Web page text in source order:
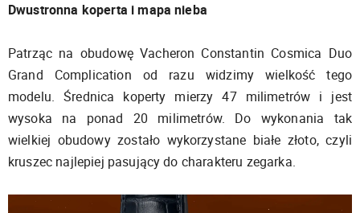
Dwustronna koperta i mapa nieba
Patrząc na obudowę Vacheron Constantin Cosmica Duo
Grand Complication od razu widzimy wielkość tego
modelu. Średnica koperty mierzy 47 milimetrów i jest
wysoka na ponad 20 milimetrów. Do wykonania tak
wielkiej obudowy zostało wykorzystane białe złoto, czyli
kruszec najlepiej pasujący do charakteru zegarka.